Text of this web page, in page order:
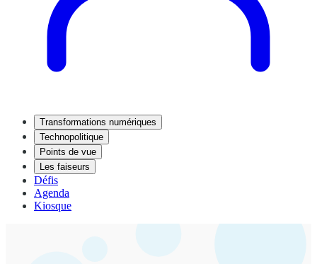
Transformations numériques
Technopolitique
Points de vue
Les faiseurs
Défis
Agenda
Kiosque